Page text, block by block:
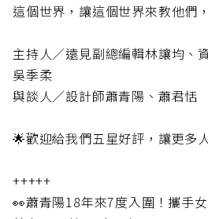
這個世界，讓這個世界來教他們
主持人／遠見副總編輯林讓均、
吳季柔
與談人／設計師蕭青陽、蕭君恬
🌟歡迎給我們五星好評，讓更多
+++++
👀蕭青陽18年來7度入圍！攜手